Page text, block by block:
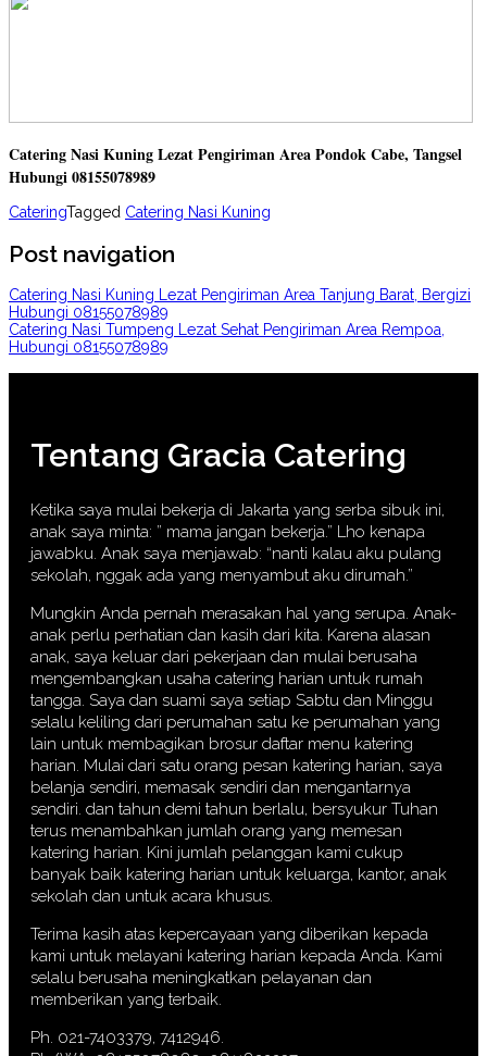
Catering Nasi Kuning Lezat Pengiriman Area Pondok Cabe, Tangsel
Hubungi 08155078989
CateringTagged Catering Nasi Kuning
Post navigation
Catering Nasi Kuning Lezat Pengiriman Area Tanjung Barat, Bergizi
Hubungi 08155078989
Catering Nasi Tumpeng Lezat Sehat Pengiriman Area Rempoa,
Hubungi 08155078989
Tentang Gracia Catering
Ketika saya mulai bekerja di Jakarta yang serba sibuk ini,
anak saya minta: ” mama jangan bekerja.” Lho kenapa
jawabku. Anak saya menjawab: “nanti kalau aku pulang
sekolah, nggak ada yang menyambut aku dirumah.”
Mungkin Anda pernah merasakan hal yang serupa. Anak-
anak perlu perhatian dan kasih dari kita. Karena alasan
anak, saya keluar dari pekerjaan dan mulai berusaha
mengembangkan usaha catering harian untuk rumah
tangga. Saya dan suami saya setiap Sabtu dan Minggu
selalu keliling dari perumahan satu ke perumahan yang
lain untuk membagikan brosur daftar menu katering
harian. Mulai dari satu orang pesan katering harian, saya
belanja sendiri, memasak sendiri dan mengantarnya
sendiri. dan tahun demi tahun berlalu, bersyukur Tuhan
terus menambahkan jumlah orang yang memesan
katering harian. Kini jumlah pelanggan kami cukup
banyak baik katering harian untuk keluarga, kantor, anak
sekolah dan untuk acara khusus.
Terima kasih atas kepercayaan yang diberikan kepada
kami untuk melayani katering harian kepada Anda. Kami
selalu berusaha meningkatkan pelayanan dan
memberikan yang terbaik.
Ph. 021-7403379, 7412946.